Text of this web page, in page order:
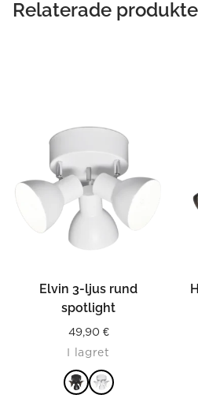
Relaterade
Elvin 3-ljus rund
spotlight
49,90 €
I lagret